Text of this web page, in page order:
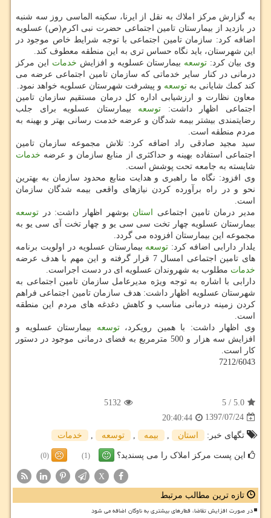
به گزارش مركز املاك به نقل از ایرنا، سكینه الماسی روز سه شنبه
در بازدید از بیمارستان تامین اجتماعی حضرت نبی اكرم(ص) عسلویه
اضافه كرد: سازمان تامین اجتماعی با توجه شرایط خاص موجود در
این شهرستان، باید نگاه حساس تری به این منطقه معطوف كند.
وی بیان كرد: توسعه بیمارستان عسلویه و افزایش خدمات این مركز
درمانی در كنار سایر خدماتی كه سازمان تامین اجتماعی عرضه می
كند كمك شایانی به توسعه و پیشرفت شهرستان عسلویه خواهد نمود.
معاون نظارت و ارزشیابی اداره كل درمان مستقیم سازمان تامین
اجتماعی اظهار داشت: توسعه بیمارستان عسلویه برای جلب
رضایتمندی بیشتر بیمه شدگان و عرضه خدمت رسانی بهتر و بهینه به
مردم منطقه است.
سید مجید صادقی راد اضافه كرد: تلاش مجموعه سازمان تامین
اجتماعی استفاده بهینه و حداكثری از منابع سازمان و عرضه خدمات
شایسته به جامعه تحت پوشش است.
وی افزود: نگاه ما راهبری و هدایت منابع محدود سازمان به بهترین
نحو و در راه برآورده كردن نیازهای واقعی بیمه شدگان سازمان
است.
مدیر درمان تامین اجتماعی
استان بوشهر اظهار داشت: در توسعه
بیمارستان عسلویه چهار تخت سی سی یو و چهار تخت آی سی یو به
مجموعه این بیمارستان افزوده می گردد.
یلدار دارابی اضافه كرد: توسعه بیمارستان عسلویه در اولویت برنامه
های تامین اجتماعی امسال 7 قرار گرفته و این مهم با هدف عرضه
خدمات مطلوب به شهروندان عسلویه ای در دست اجراست.
دارابی با اشاره به توجه ویژه مدیرعامل سازمان تامین اجتماعی به
شهرستان عسلویه اظهار داشت: هدف سازمان تامین اجتماعی فراهم
كردن زمینه درمانی مناسب و كاهش دغدغه های مردم این منطقه
است.
وی اظهار داشت: با همین رویكرد،توسعه بیمارستان عسلویه و
افزایش سه هزار و 500 مترمربع به فضای درمانی موجود در دستور
كار است.
7212/6043
5.0
/
5
5132
1397/07/24
20:40:44
تگهای خبر:
استان , بیمه , توسعه , خدمات
این پست مرکز املاک را می پسندید؟ (1)
(0)
X
تازه ترین مطالب مرتبط
در صورت افزایش تقاضا، قطارهای بیشتری به ناوگان اضافه می شود